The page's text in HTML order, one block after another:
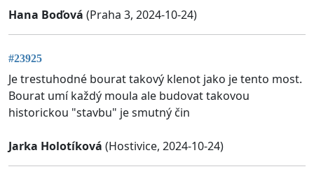
Hana Boďová (Praha 3, 2024-10-24)
#23925
Je trestuhodné bourat takový klenot jako je tento most.
Bourat umí každý moula ale budovat takovou
historickou "stavbu" je smutný čin
Jarka Holotíková (Hostivice, 2024-10-24)